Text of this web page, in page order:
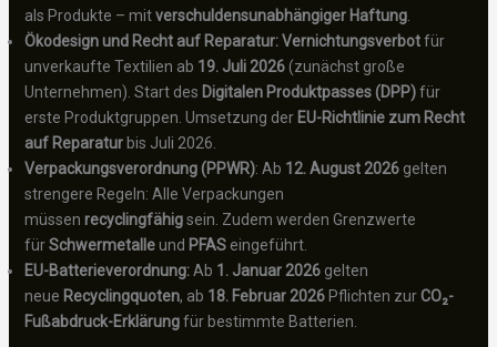
als Produkte – mitverschuldensunabhängiger Haftung.
Ökodesign und Recht auf Reparatur: Vernichtungsverbotfür
unverkaufte Textilien ab 19. Juli 2026(zunächst große
Unternehmen). Start des Digitalen Produktpasses (DPP)für
erste Produktgruppen. Umsetzung der EU-Richtlinie zum Recht
auf Reparaturbis Juli 2026.
Verpackungsverordnung (PPWR): Ab 12. August 2026gelten
strengere Regeln: Alle Verpackungen
müssen recyclingfähigsein. Zudem werden Grenzwerte
fürSchwermetalleund PFASeingeführt.
EU-Batterieverordnung:Ab 1. Januar 2026gelten
neue Recyclingquoten, ab 18. Februar 2026Pflichten zurCO₂-
Fußabdruck-Erklärungfür bestimmte Batterien.